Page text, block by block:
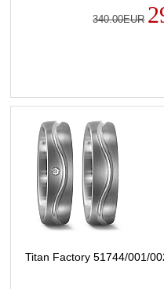
340.00EUR
Titan Factory 51744/001/